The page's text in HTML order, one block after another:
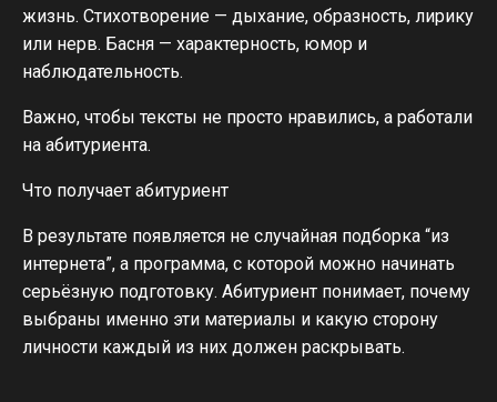
жизнь. Стихотворение — дыхание, образность, лирику
или нерв. Басня — характерность, юмор и
наблюдательность.
Важно, чтобы тексты не просто нравились, а работали
на абитуриента.
Что получает абитуриент
В результате появляется не случайная подборка “из
интернета”, а программа, с которой можно начинать
серьёзную подготовку. Абитуриент понимает, почему
выбраны именно эти материалы и какую сторону
личности каждый из них должен раскрывать.